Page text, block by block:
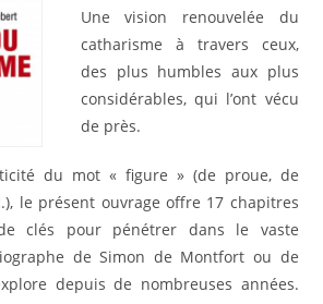
Une vision renouvelée du
catharisme à travers ceux,
des plus humbles aux plus
considérables, qui l’ont vécu
de près.
du mot « figure » (de proue, de
le présent ouvrage offre 17 chapitres
clés pour pénétrer dans le vaste
de Simon de Montfort ou de
depuis de nombreuses années.